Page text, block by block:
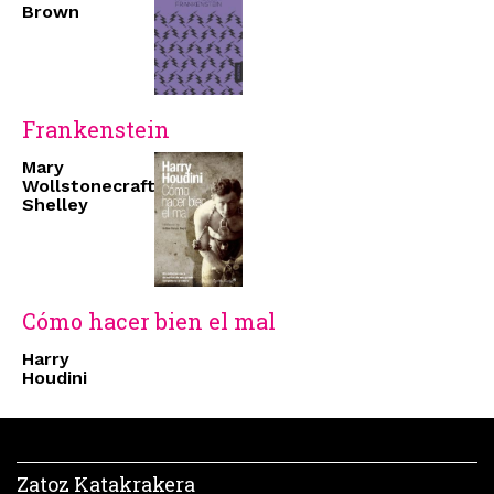
Brown
Frankenstein
Mary
Wollstonecraft
Shelley
Cómo hacer bien el mal
Harry
Houdini
Zatoz Katakrakera